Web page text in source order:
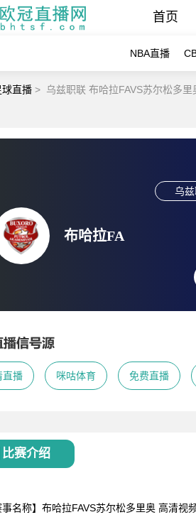
首页
NBA直播
球直播 > 乌兹职联 布哈拉FAVS苏尔松多里
布哈拉FA
乌
直播 咪咕体育 免费直播
比赛介绍
事名称】 布哈拉FAVS苏尔松多里奥 高清视